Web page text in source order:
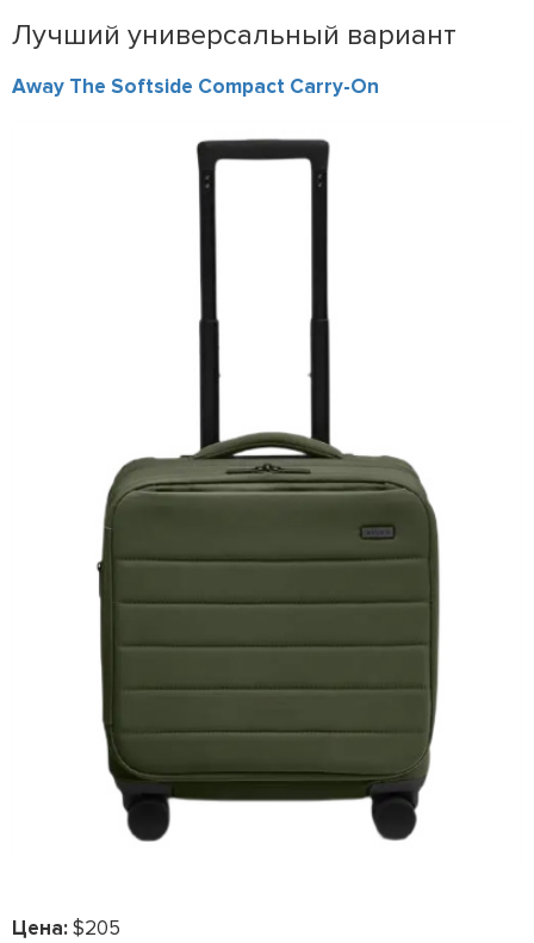
Лучший универсальный вариант
Away The Softside Compact Carry-On
Цена:$205